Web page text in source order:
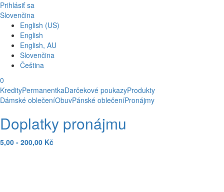
Skočiť na hlavný obsah
Prihlásiť sa
Slovenčina
English (US)
English
English, AU
Slovenčina
Čeština
0
KredityPermanentkaDarčekové poukazyProdukty
Dámské oblečeníObuvPánské oblečeníPronájmy
Doplatky pronájmu
5,00 - 200,00 Kč